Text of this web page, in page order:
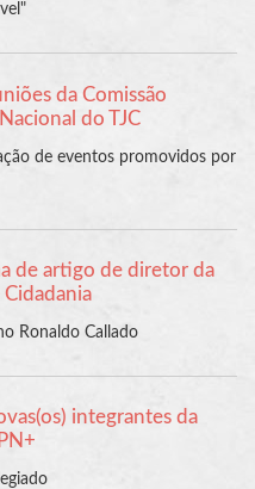
da Comissão
do TJC
de eventos promovidos por
de artigo de diretor da
Cidadania
Ronaldo Callado
integrantes da